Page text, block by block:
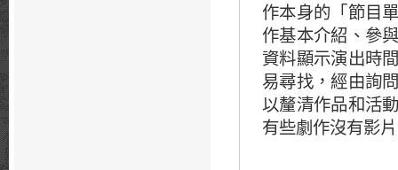
作本身的「節目
作基本介紹、參
資料顯示演出時
易尋找，經由詢
以釐清作品和活
有些劇作沒有影